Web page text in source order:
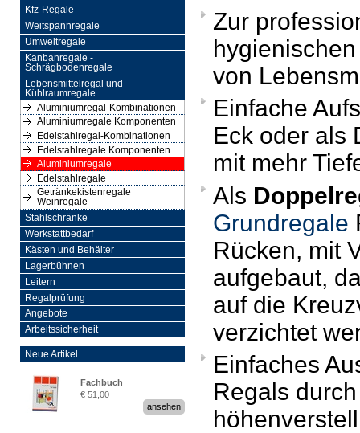
Kfz-Regale
Weitspannregale
Umweltregale
Kanbanregale -
Schrägbodenregale
Lebensmittelregal und
Kühlraumregale
Aluminiumregal-Kombinationen
Aluminiumregale Komponenten
Edelstahlregal-Kombinationen
Edelstahlregale Komponenten
Aluminiumregale
Edelstahlregale
Getränkekistenregale
Weinregale
Stahlschränke
Werkstattbedarf
Kästen und Behälter
Lagerbühnen
Leitern
Regalprüfung
Angebote
Arbeitssicherheit
Neue Artikel
Fachbuch
„Regalprüfung nach DIN
€ 51,00
ansehen
Zur
von
Einfache
Eck oder als
mit mehr
Als
Grundregale
Rücken, mit
aufgebaut,
auf die
verzichtet
Einfaches
Regals